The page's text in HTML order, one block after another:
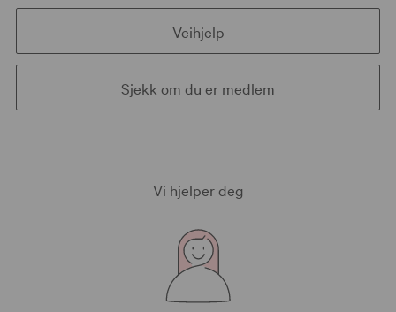
Veihjelp
Sjekk om du er medlem
Vi hjelper deg